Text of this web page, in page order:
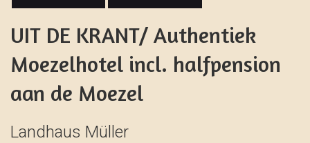
UIT DE KRANT/ Authentiek
Moezelhotel incl. halfpension
aan de Moezel
Landhaus Müller